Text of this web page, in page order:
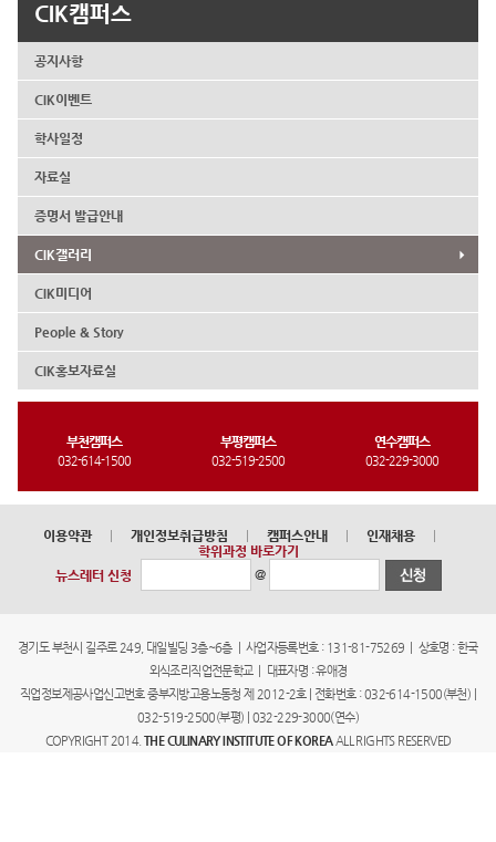
CIK캠퍼스
공지사항
CIK이벤트
학사일정
자료실
증명서 발급안내
CIK갤러리
CIK미디어
People & Story
CIK홍보자료실
부천캠퍼스
032-614-1500
부평캠퍼스
032-519-2500
연수캠퍼스
032-229-3000
이용약관 개인정보취급방침 캠퍼스안내 인재채용
학위과정 바로가기
뉴스레터 신청
@
경기도 부천시 길주로 249, 대일빌딩 3층~6층 | 사업자등록번호 : 131-81-75269 | 상호명 : 한국
외식조리직업전문학교 | 대표자명 : 유애경
직업정보제공사업신고번호 중부지방고용노동청 제 2012-2호 | 전화번호 : 032-614-1500(부천) |
032-519-2500(부평) | 032-229-3000(연수)
COPYRIGHT 2014. THE CULINARY INSTITUTE OF KOREAALL RIGHTS RESERVED